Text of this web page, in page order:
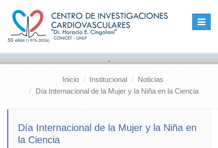
Toggle
.
Inicio Institucional
Noticias
Día Internacional de la Mujer y la Niña en la Ciencia
Día Internacional de la Mujer y la Niña en
la Ciencia